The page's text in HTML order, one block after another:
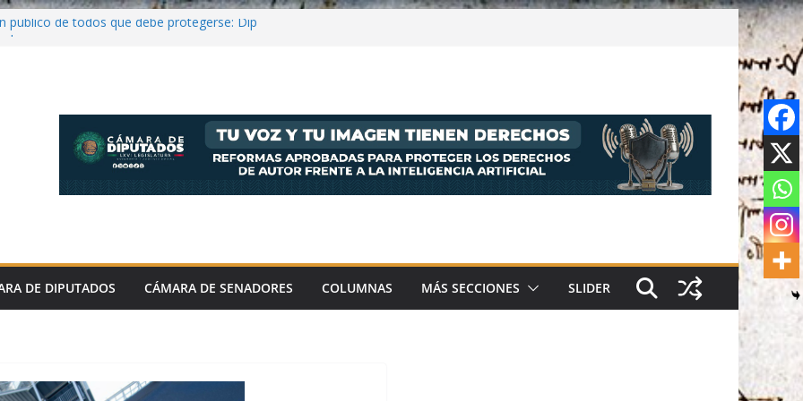
público de todos que debe protegerse: Dip
y riesgoso ante retos científicos
Jornada Nacional de Reforestación 2026;
de árboles y plantas
DE DIPUTADOS CÁMARA DE SENADORES COLUMNAS MÁS SECCIONES SLIDER